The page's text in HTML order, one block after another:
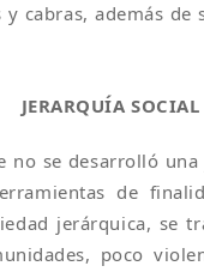
cabras, además
JERARQUÍA SOCIAL
no se desarrolló
de
jerárquica, se
poco